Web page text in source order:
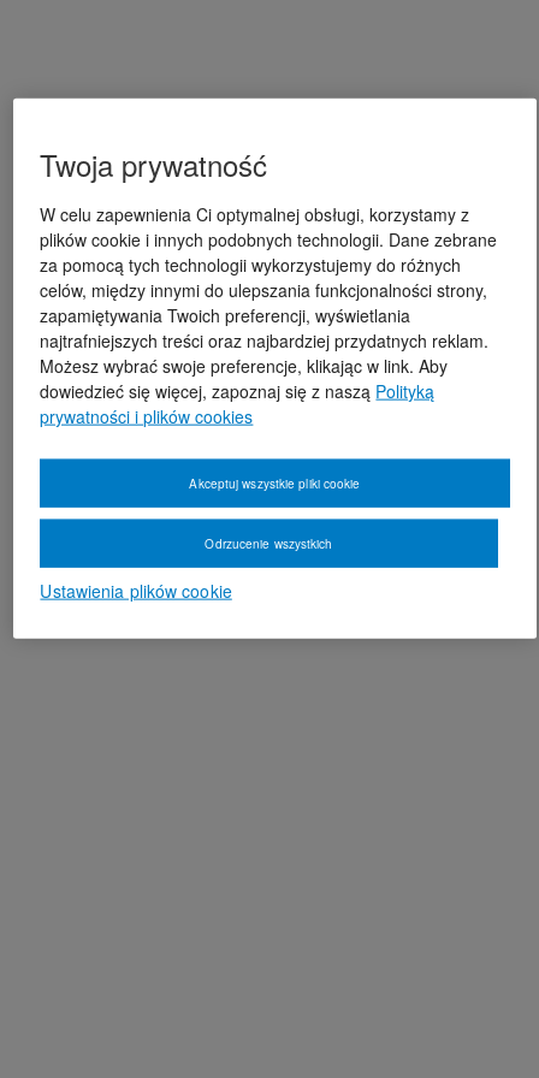
Twoja prywatność
W celu zapewnienia Ci optymalnej obsługi, korzystamy z
plików cookie i innych podobnych technologii. Dane zebrane
za pomocą tych technologii wykorzystujemy do różnych
celów, między innymi do ulepszania funkcjonalności strony,
zapamiętywania Twoich preferencji, wyświetlania
najtrafniejszych treści oraz najbardziej przydatnych reklam.
Możesz wybrać swoje preferencje, klikając w link. Aby
dowiedzieć się więcej, zapoznaj się z naszą Polityką
prywatności i plików cookies
Ustawienia plików cookie
Odrzucenie wszystkich
Akceptuj wszystkie pliki cookie